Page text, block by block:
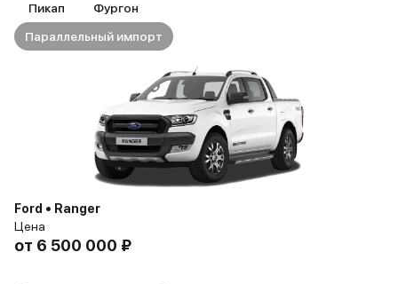
Пикап
Фургон
Параллельный импорт
Ford • Ranger
Цена
от 6 500 000 ₽